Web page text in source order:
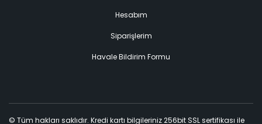
Hesabım
Siparişlerim
Havale Bildirim Formu
© Tüm hakları saklıdır. Kredi kartı bilgileriniz 256bit SSL sertifikası ile